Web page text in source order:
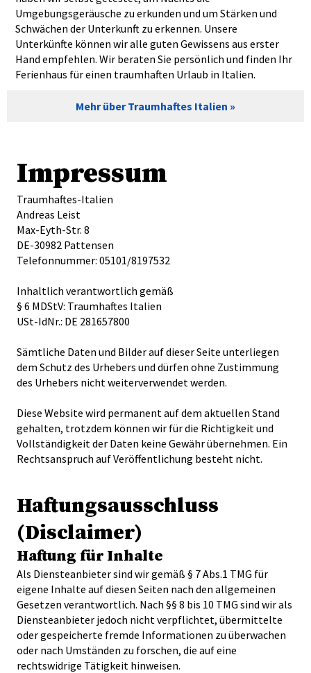
Umgebungsgeräusche zu erkunden und um Stärken und
Schwächen der Unterkunft zu erkennen. Unsere
Unterkünfte können wir alle guten Gewissens aus erster
Hand empfehlen. Wir beraten Sie persönlich und finden Ihr
Ferienhaus für einen traumhaften Urlaub in Italien.
Mehr über Traumhaftes Italien
Impressum
Traumhaftes-Italien
Andreas Leist
Max-Eyth-Str. 8
DE-30982 Pattensen
Telefonnummer: 05101/8197532
Inhaltlich verantwortlich gemäß
§ 6 MDStV: Traumhaftes Italien
USt-IdNr.: DE 281657800
Sämtliche Daten und Bilder auf dieser Seite unterliegen
dem Schutz des Urhebers und dürfen ohne Zustimmung
des Urhebers nicht weiterverwendet werden.
Diese Website wird permanent auf dem aktuellen Stand
gehalten, trotzdem können wir für die Richtigkeit und
Vollständigkeit der Daten keine Gewähr übernehmen. Ein
Rechtsanspruch auf Veröffentlichung besteht nicht.
Haftungsausschluss
(Disclaimer)
Haftung für Inhalte
Als Diensteanbieter sind wir gemäß § 7 Abs.1 TMG für
eigene Inhalte auf diesen Seiten nach den allgemeinen
Gesetzen verantwortlich. Nach §§ 8 bis 10 TMG sind wir als
Diensteanbieter jedoch nicht verpflichtet, übermittelte
oder gespeicherte fremde Informationen zu überwachen
oder nach Umständen zu forschen, die auf eine
rechtswidrige Tätigkeit hinweisen.